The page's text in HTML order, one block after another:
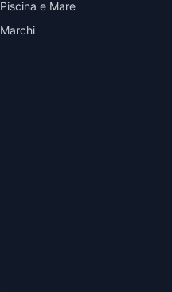
Piscina e Mare
Marchi